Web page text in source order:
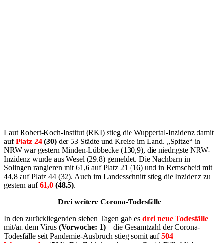
Laut Robert-Koch-Institut (RKI) stieg die Wuppertal-Inzidenz damit
aufPlatz 24 (30) der 53 Städte und Kreise im Land. „Spitze“ in
NRW war gestern Minden-Lübbecke (130,9), die niedrigste NRW-
Inzidenz wurde aus Wesel (29,8) gemeldet. Die Nachbarn in
Solingen rangieren mit 61,6 auf Platz 21 (16) und in Remscheid mit
44,8 auf Platz 44 (32). Auch im Landesschnitt stieg die Inzidenz zu
gestern auf61,0 (48,5).
Drei weitere Corona-Todesfälle
In den zurückliegenden sieben Tagen gab es drei neue Todesfälle
mit/an dem Virus (Vorwoche: 1) – die Gesamtzahl der Corona-
Todesfälle seit Pandemie-Ausbruch stieg somit auf504